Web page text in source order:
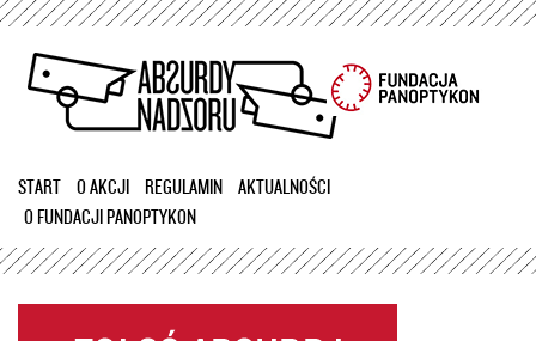
Przejdź
treści
START O AKCJI REGULAMIN
AKTUALNOŚCI
O FUNDACJI PANOPTYKON